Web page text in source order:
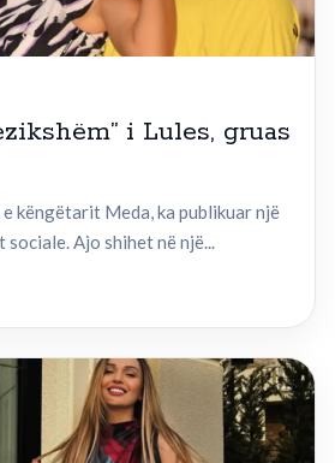
i Lules, gruas
këngëtarit Meda, ka publikuar një
Ajo shihet në një...